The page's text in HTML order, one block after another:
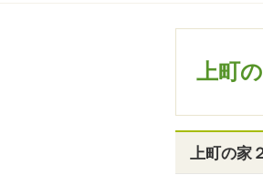
上町
上町の家